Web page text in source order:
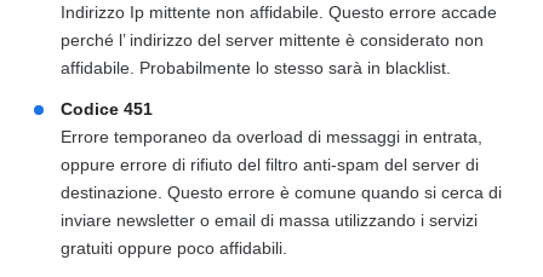
Indirizzo Ip mittente non affidabile. Questo errore accade
perché l’ indirizzo del server mittente è considerato non
affidabile. Probabilmente lo stesso sarà in blacklist.
Codice 451
Errore temporaneo da overload di messaggi in entrata,
oppure errore di rifiuto del filtro anti-spam del server di
destinazione. Questo errore è comune quando si cerca di
inviare newsletter o email di massa utilizzando i servizi
gratuiti oppure poco affidabili.